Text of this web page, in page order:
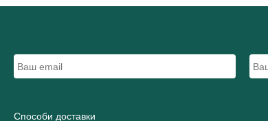
Способи доставки